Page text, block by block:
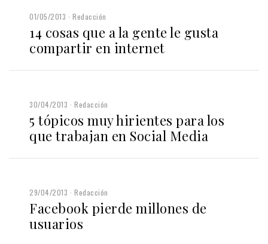
01/05/2013 Redacción
14 cosas que a la gente le gusta
compartir en internet
30/04/2013 Redacción
5 tópicos muy hirientes para los
que trabajan en Social Media
29/04/2013 Redacción
Facebook pierde millones de
usuarios